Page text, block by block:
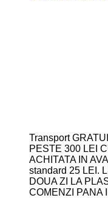
Transport
PESTE 300 LEI
ACHITATA IN
standard 25 LEI.
DOUA ZI LA
COMENZI PANA